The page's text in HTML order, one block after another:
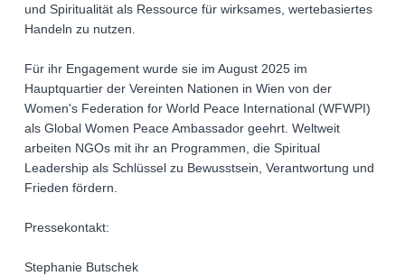
und Spiritualität als Ressource für wirksames, wertebasiertes
Handeln zu nutzen.
Für ihr Engagement wurde sie im August 2025 im
Hauptquartier der Vereinten Nationen in Wien von der
Women's Federation for World Peace International (WFWPI)
als Global Women Peace Ambassador geehrt. Weltweit
arbeiten NGOs mit ihr an Programmen, die Spiritual
Leadership als Schlüssel zu Bewusstsein, Verantwortung und
Frieden fördern.
Pressekontakt:
Stephanie Butschek